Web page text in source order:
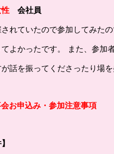
会社員
れていたので参加してみた
よかったです。 また、参加
話を振ってくださったり場
お申込み・参加注意事項